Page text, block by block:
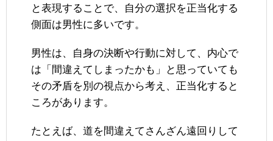
と表現することで、自分の選択を正当化する
側面は男性に多いです。
男性は、自身の決断や行動に対して、内心で
は「間違えてしまったかも」と思っていても
その矛盾を別の視点から考え、正当化すると
ころがあります。
たとえば、道を間違えてさんざん遠回りして